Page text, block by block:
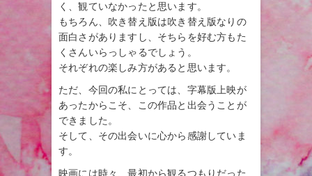
く、観ていなかったと思います。
もちろん、吹き替え版は吹き替え版なりの
面白さがありますし、そちらを好む方もた
くさんいらっしゃるでしょう。
それぞれの楽しみ方があると思います。
ただ、今回の私にとっては、字幕版上映が
あったからこそ、この作品と出会うことが
できました。
そして、その出会いに心から感謝していま
す。
映画には時々、最初から観るつもりだった